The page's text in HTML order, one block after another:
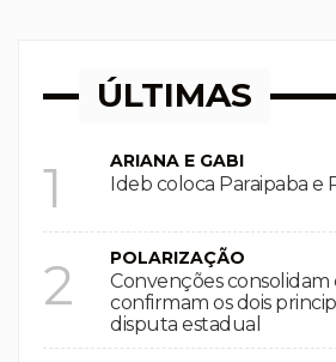
ÚLTIMAS
1 ARIANA E GABI
Ideb coloca Paraipaba
2 POLARIZAÇÃO
Convenções consolidam
confirmam os dois
disputa estadual